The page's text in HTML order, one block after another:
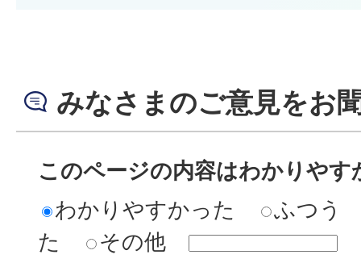
みなさまのご意見をお
このページの内容はわかりやす
わかりやすかった
ふつう
た
その他